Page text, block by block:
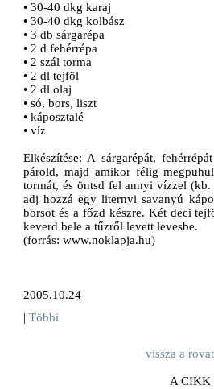
• 30-40 dkg karaj
• 30-40 dkg kolbász
• 3 db sárgarépa
• 2 d fehérrépa
• 2 szál torma
• 2 dl tejföl
• 2 dl olaj
• só, bors, liszt
• káposztalé
• víz
Elkészítése: A sárgarépát,
párold, majd amikor félig
tormát, és öntsd fel annyi vízzel
adj hozzá egy liternyi savanyú
borsot és a főzd készre. Két deci
keverd bele a tűzről levett levesbe.
(forrás: www.noklapja.hu)
2005.10.24
| Többi
vissza a
A CIKK